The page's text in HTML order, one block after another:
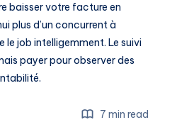
baisser votre facture en
plus d’un concurrent à
job intelligemment. Le suivi
payer pour observer des
7 min read